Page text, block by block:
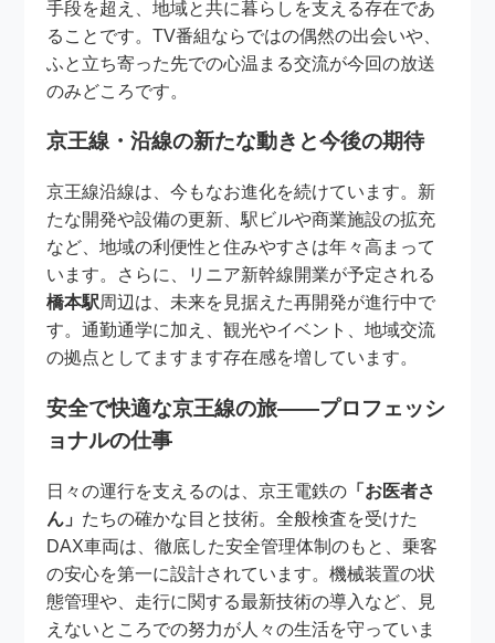
手段を超え、地域と共に暮らしを支える存在であ
ることです。TV番組ならではの偶然の出会いや、
ふと立ち寄った先での⼼温まる交流が今回の放送
のみどころです。
京王線・沿線の新たな動きと今後の期待
京王線沿線は、今もなお進化を続けています。新
たな開発や設備の更新、駅ビルや商業施設の拡充
など、地域の利便性と住みやすさは年々高まって
います。さらに、リニア新幹線開業が予定される
橋本駅周辺は、未来を見据えた再開発が進行中で
す。通勤通学に加え、観光やイベント、地域交流
の拠点としてますます存在感を増しています。
安全で快適な京王線の旅――プロフェッシ
ョナルの仕事
日々の運行を支えるのは、京王電鉄の 「お医者さ
ん」 たちの確かな目と技術。全般検査を受けた
DAX車両は、徹底した安全管理体制のもと、乗客
の安心を第一に設計されています。機械装置の状
態管理や、走行に関する最新技術の導入など、見
えないところでの努力が人々の生活を守っていま